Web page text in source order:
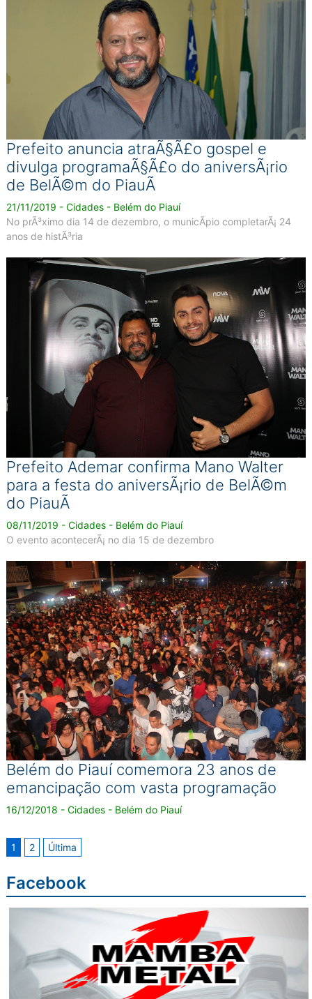
Prefeito anuncia atraÃ§Ã£o gospel e
divulga programaÃ§Ã£o do aniversÃ¡rio
de BelÃ©m do PiauÃ­
21/11/2019 - Cidades - Belém do Piauí
No prÃ³ximo dia 14 de dezembro, o municÃ­pio completarÃ¡ 24
anos de histÃ³ria
Prefeito Ademar confirma Mano Walter
para a festa do aniversÃ¡rio de BelÃ©m
do PiauÃ­
08/11/2019 - Cidades - Belém do Piauí
O evento acontecerÃ¡ no dia 15 de dezembro
Belém do Piauí comemora 23 anos de
emancipação com vasta programação
16/12/2018 - Cidades - Belém do Piauí
1 2 Última
Facebook